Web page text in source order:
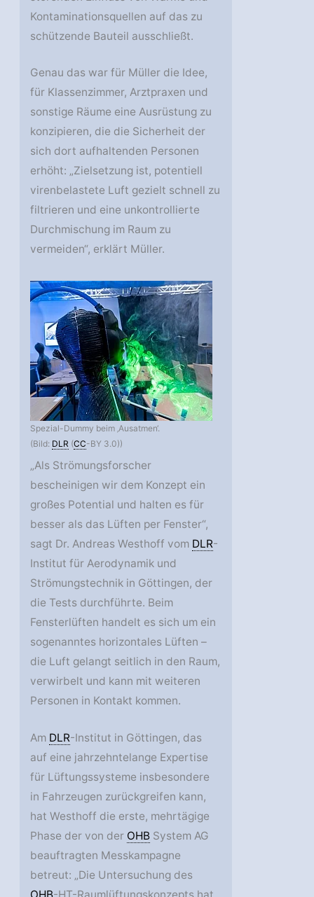
Kontaminationsquellen auf das zu
schützende Bauteil ausschließt.
Genau das war für Müller die Idee,
für Klassenzimmer, Arztpraxen und
sonstige Räume eine Ausrüstung zu
konzipieren, die die Sicherheit der
sich dort aufhaltenden Personen
erhöht: „Zielsetzung ist, potentiell
virenbelastete Luft gezielt schnell zu
filtrieren und eine unkontrollierte
Durchmischung im Raum zu
vermeiden“, erklärt Müller.
Spezial-Dummy beim ‚Ausatmen‘.
(Bild: DLR (CC-BY 3.0))
„Als Strömungsforscher
bescheinigen wir dem Konzept ein
großes Potential und halten es für
besser als das Lüften per Fenster“,
sagt Dr. Andreas Westhoff vom DLR-
Institut für Aerodynamik und
Strömungstechnik in Göttingen, der
die Tests durchführte. Beim
Fensterlüften handelt es sich um ein
sogenanntes horizontales Lüften –
die Luft gelangt seitlich in den Raum,
verwirbelt und kann mit weiteren
Personen in Kontakt kommen.
Am DLR-Institut in Göttingen, das
auf eine jahrzehntelange Expertise
für Lüftungssysteme insbesondere
in Fahrzeugen zurückgreifen kann,
hat Westhoff die erste, mehrtägige
Phase der von der OHB System AG
beauftragten Messkampagne
betreut: „Die Untersuchung des